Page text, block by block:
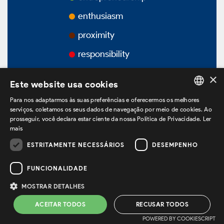
Videos
Podcasts
Corporate Governance
Overview
Bylaws
enthusiasm
proximity
responsibility
we are on LinkedIn
Powered by MZ
PORTUGUESE
×
Este website usa cookies
Para nos adaptarmos às suas preferências e oferecermos os melhores
serviços, coletamos os seus dados de navegação por meio de cookies. Ao
prosseguir, você declara estar ciente da nossa Política de Privacidade. Ler
mais
ESTRITAMENTE NECESSÁRIOS DESEMPENHO
FUNCIONALIDADE
MOSTRAR DETALHES
ACEITAR TODOS RECUSAR TODOS
POWERED BY COOKIESCRIPT